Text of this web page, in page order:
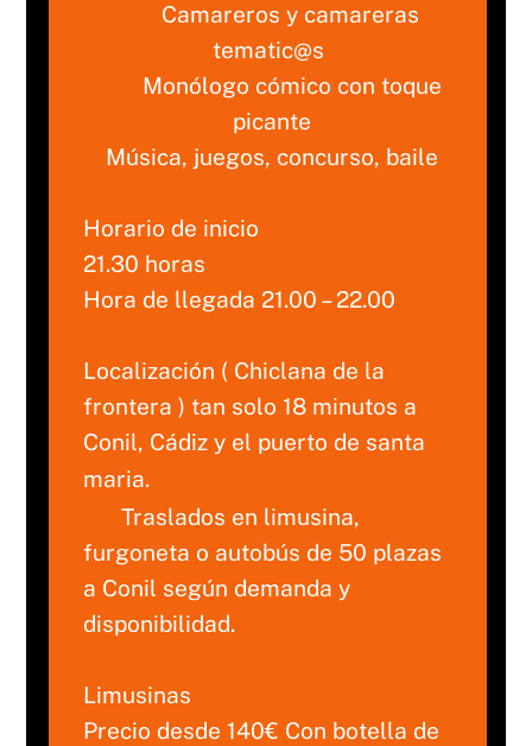
Camareros y camareras
tematic@s
Monólogo cómico con toque
picante
Música, juegos, concurso, baile
Horario de inicio
21.30 horas
Hora de llegada 21.00 – 22.00
Localización ( Chiclana de la
frontera ) tan solo 18 minutos a
Conil, Cádiz y el puerto de santa
maria.
Traslados en limusina,
furgoneta o autobús de 50 plazas
a Conil según demanda y
disponibilidad.
Limusinas
Precio desde 140€ Con botella de